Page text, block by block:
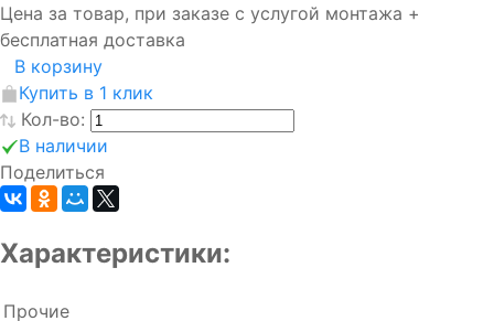
Цена за товар, при заказе с услугой монтажа +
бесплатная доставка
В корзину
Купить в 1 клик
Кол-во:
В наличии
Поделиться
Характеристики:
Прочие